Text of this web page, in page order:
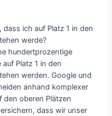
dass ich auf Platz 1 in den
werde?
hundertprozentige
Platz 1 in den
werden. Google und
anhand komplexer
den oberen Plätzen
dass wir unser